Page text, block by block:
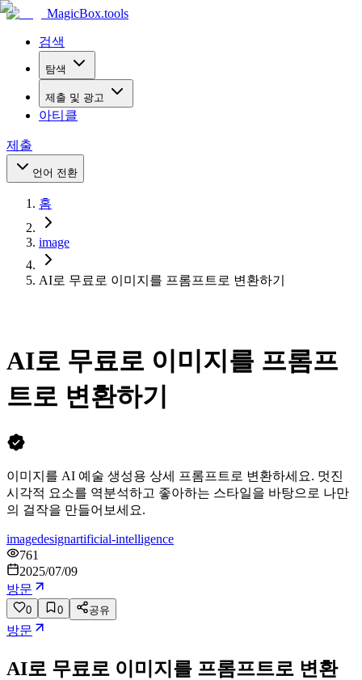
MagicBox.tools
검색
탐색
제출 및 광고
아티클
제출
언어 전환
홈
image
AI로 무료로 이미지를 프롬프트로 변환하기
AI로 무료로 이미지를 프롬프
트로 변환하기
이미지를 AI 예술 생성용 상세 프롬프트로 변환하세요. 멋진
시각적 요소를 역분석하고 좋아하는 스타일을 바탕으로 나만
의 걸작을 만들어보세요.
imagedesignartificial-intelligence
761
2025/07/09
방문
0 0 공유
방문
AI로 무료로 이미지를 프롬프트로 변환